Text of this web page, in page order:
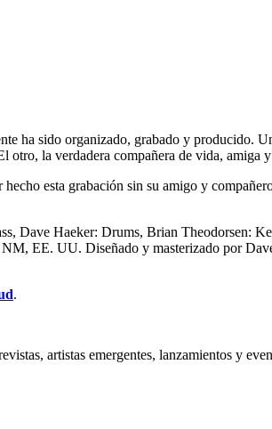
ha sido organizado, grabado y producido.
la verdadera compañera de vida, amiga
esta grabación sin su amigo y
Dave Haeker: Drums, Brian Theodorsen:
EE. UU. Diseñado y masterizado por
.
artistas emergentes, lanzamientos y